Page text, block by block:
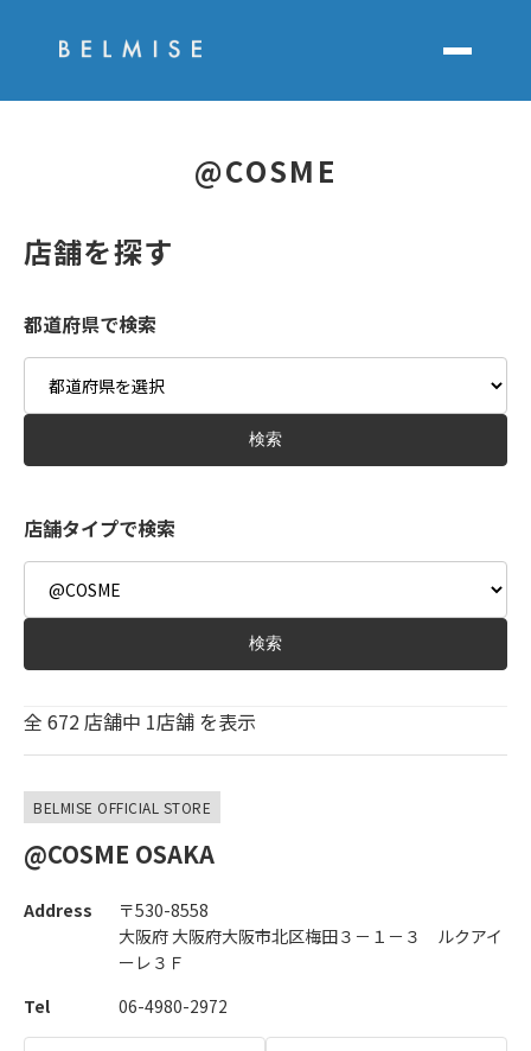
@COSME
店舗を探す
都道府県で検索
Area
検索
店舗タイプで検索
Type
検索
全 672店舗中 1店舗 を表示
BELMISE OFFICIAL STORE
@COSME OSAKA
Address
〒530-8558
大阪府 大阪府大阪市北区梅田３－１－３ ルクアイ
ーレ３Ｆ
Tel
06-4980-2972